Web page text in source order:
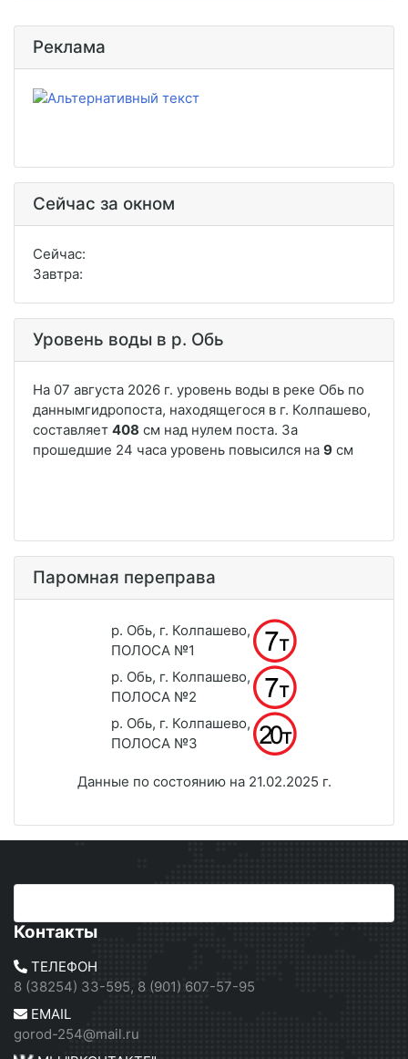
Реклама
Сейчас за окном
Сейчас:
Завтра:
Уровень воды в р. Обь
Паромная переправа
р. Обь, г. Колпашево,
ПОЛОСА №1
р. Обь, г. Колпашево,
ПОЛОСА №2
р. Обь, г. Колпашево,
ПОЛОСА №3
Данные по состоянию на 21.02.2025 г.
Контакты
ТЕЛЕФОН
8 (38254) 33-595, 8 (901) 607-57-95
EMAIL
gorod-254@mail.ru